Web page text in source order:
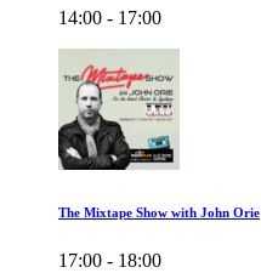
14:00 - 17:00
The Mixtape Show with John Orie
17:00 - 18:00